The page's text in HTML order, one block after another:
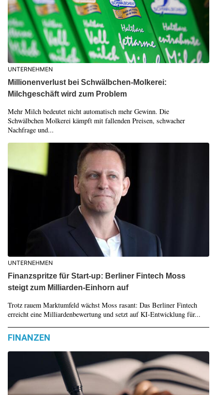
UNTERNEHMEN
Millionenverlust bei Schwälbchen-Molkerei:
Milchgeschäft wird zum Problem
Mehr Milch bedeutet nicht automatisch mehr Gewinn. Die
Schwälbchen Molkerei kämpft mit fallenden Preisen, schwacher
Nachfrage und...
UNTERNEHMEN
Finanzspritze für Start-up: Berliner Fintech Moss
steigt zum Milliarden-Einhorn auf
Trotz rauem Marktumfeld wächst Moss rasant: Das Berliner Fintech
erreicht eine Milliardenbewertung und setzt auf KI-Entwicklung für...
FINANZEN